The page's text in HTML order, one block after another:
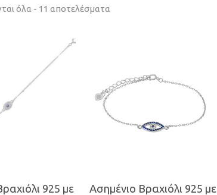
όλα - 11 αποτελέσματα
925 με
Ασημένιο Βραχιόλι 925 με